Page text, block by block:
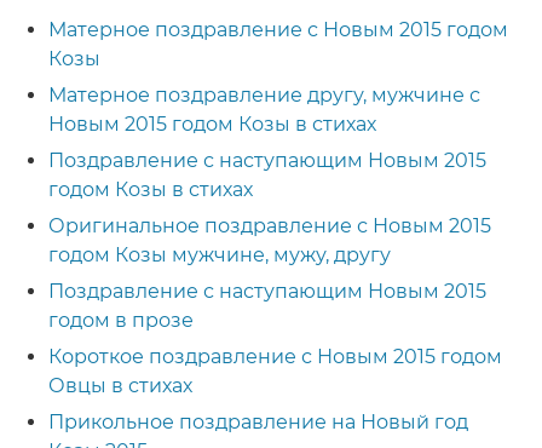
Матерное поздравление с Новым 2015 годом
Козы
Матерное поздравление другу, мужчине с
Новым 2015 годом Козы в стихах
Поздравление с наступающим Новым 2015
годом Козы в стихах
Оригинальное поздравление с Новым 2015
годом Козы мужчине, мужу, другу
Поздравление с наступающим Новым 2015
годом в прозе
Короткое поздравление с Новым 2015 годом
Овцы в стихах
Прикольное поздравление на Новый год